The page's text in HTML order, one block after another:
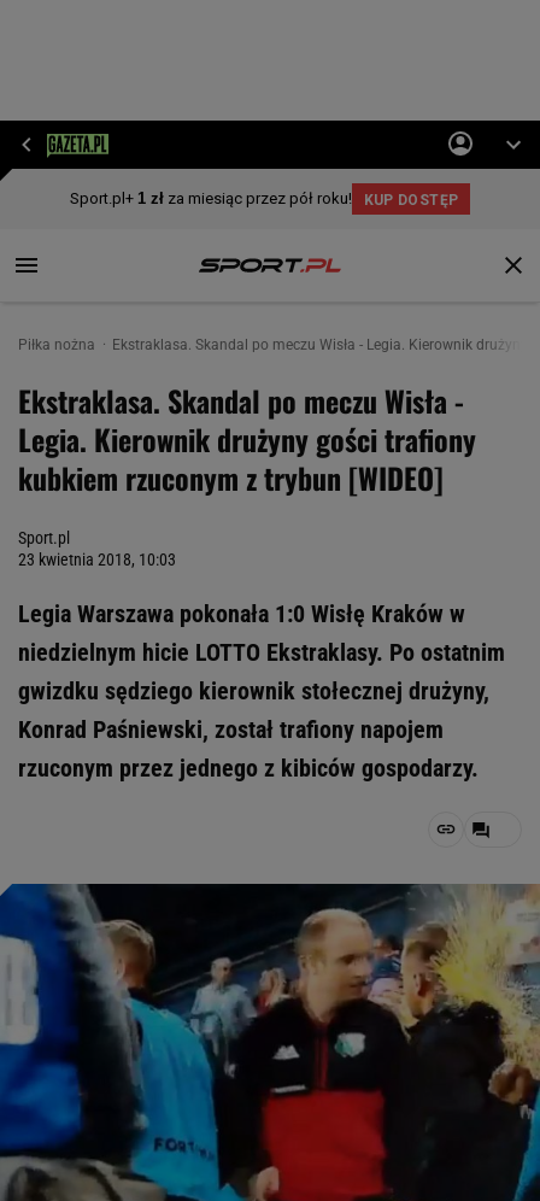
Piłka nożna Ekstraklasa. Skandal po meczu Wisła - Legia. Kierownik
Ekstraklasa. Skandal po meczu Wisła -
Legia. Kierownik drużyny gości trafiony
kubkiem rzuconym z trybun [WIDEO]
Sport.pl
23 kwietnia 2018, 10:03
Legia Warszawa pokonała 1:0 Wisłę Kraków w
niedzielnym hicie LOTTO Ekstraklasy. Po ostatnim
gwizdku sędziego kierownik stołecznej drużyny,
Konrad Paśniewski, został trafiony napojem
rzuconym przez jednego z kibiców gospodarzy.